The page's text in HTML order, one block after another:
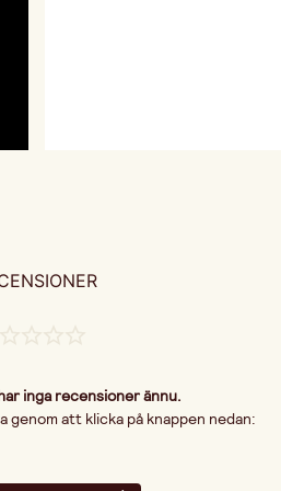
inga recensioner ännu.
att klicka på knappen nedan: